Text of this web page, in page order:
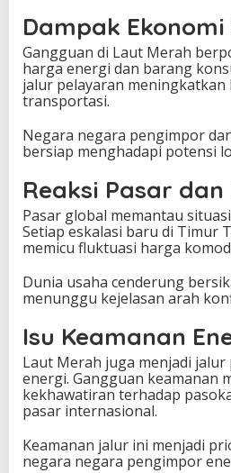
Dampak Ekonomi
Gangguan di Laut Merah
harga energi dan barang
jalur pelayaran meningkatkan
transportasi.
Negara negara pengimpor
bersiap menghadapi potensi
Reaksi Pasar dan
Pasar global memantau
Setiap eskalasi baru di Timur
memicu fluktuasi harga
Dunia usaha cenderung
menunggu kejelasan arah
Isu Keamanan
Laut Merah juga menjadi
energi. Gangguan keamanan
kekhawatiran terhadap
pasar internasional.
Keamanan jalur ini menjadi
negara negara pengimpor